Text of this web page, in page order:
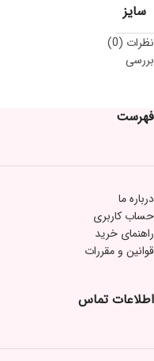
سایز
نظرات (0)
بررسی
فهرست
درباره ما
حساب کاربری
راهنمای خرید
قوانین و مقررات
اطلاعات تماس